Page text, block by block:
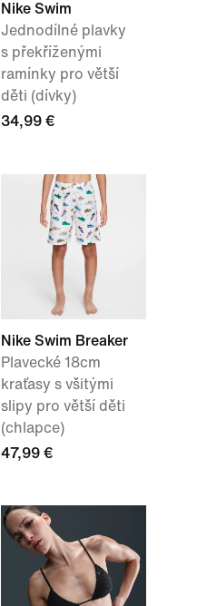
Nike Swim
Jednodílné plavky
s překříženými
ramínky pro větší
děti (dívky)
34,99 €
Nike Swim Breaker
Plavecké 18cm
kraťasy s všitými
slipy pro větší děti
(chlapce)
47,99 €